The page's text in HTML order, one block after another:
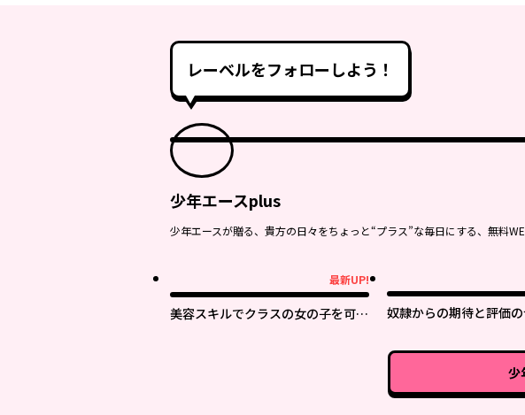
レーベルをフォローしよう！
少年エースplus
少年エースが贈る、貴方の日々をちょっと“プラス”な毎日にする、無料
最新UP!
美容スキルでクラスの女の子を可愛
奴隷からの期待と評価
少